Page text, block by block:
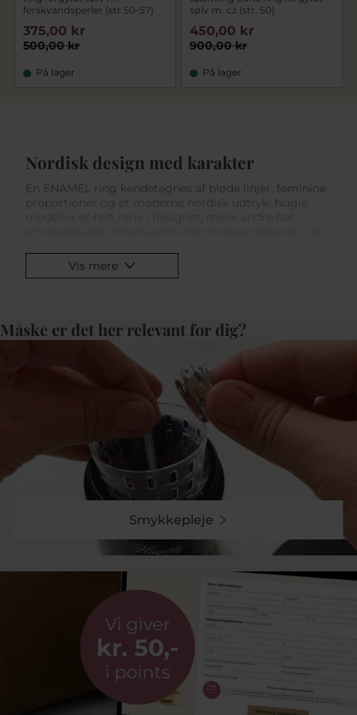
ferskvandsperler (str 50-57)
500,00 kr
375,00 kr
På lager
sølv m. cz (str. 50)
900,00 kr
450,00 kr
På lager
Nordisk design med karakter
En ENAMEL ring kendetegnes af bløde linjer, feminine
proportioner og et moderne nordisk udtryk. Nogle
ENAMEL ring guld – varme toner
ringens former og gør den nem at kombinere med
andre forgyldte smykker. Perfekt til både
hverdagsbrug og særlige anledninger.
ENAMEL ringe i sølv – tidløs
Foretrækker du et mere køligt og klassisk look, er
enamel ringe i sølv et oplagt valg. Sølvets klare udtryk
gør ringene alsidige og lette at style sammen med
både enkle og farverige smykker.
Chunky og statement ringe
I kollektionen finder du også kraftigere og mere
markante designs. De chunky ringe skaber blikfang og
kan bæres alene som statement – eller kombineres i et
moderne stacking-look.
Materialer og kvalitet
Alle ENAMEL Copenhagen ringe er fremstillet i
sterlingsølv. De forgyldte modeller er belagt med 18
karat guld. For at bevare overfladen anbefales det at
undgå bad, søvn og hårdt fysisk arbejde med ringen
Vis mere
Måske er det her relevant for dig?
Smykkepleje